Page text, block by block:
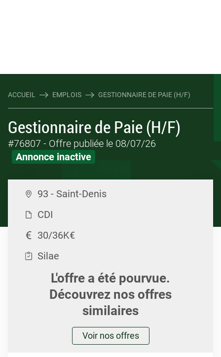
ACCUEIL EMPLOIS GESTIONNAIRE DE PAIE (H/F)
Gestionnaire de Paie (H/F)
#76807 - Offre publiée le 08/07/26
Annonce inactive
93 - Saint-Denis
CDI
30/36K€
Silae
L'offre a été pourvue.
Découvrez nos offres
similaires
Voir nos offres